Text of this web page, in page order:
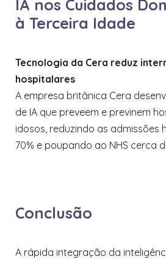
IA nos Cuidados
à Terceira Idade
Tecnologia da Cera reduz
hospitalares
A empresa britânica Cera
de IA que preveem e previnem
idosos, reduzindo as admissões
70% e poupando ao NHS cerca
Conclusão
A rápida integração da